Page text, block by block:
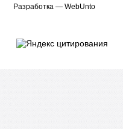
Разработка —WebUnto